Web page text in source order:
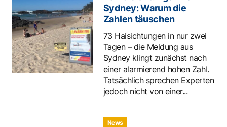
Sydney: Warum die
Zahlen täuschen
73 Haisichtungen in nur zwei
Tagen – die Meldung aus
Sydney klingt zunächst nach
einer alarmierend hohen Zahl.
Tatsächlich sprechen Experten
jedoch nicht von einer...
News